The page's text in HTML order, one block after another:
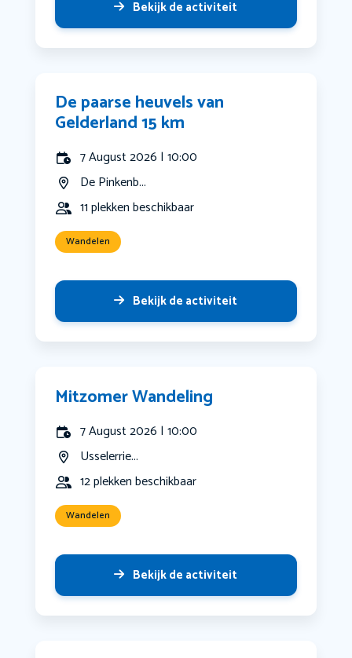
Bekijk de activiteit
De paarse heuvels van
Gelderland 15 km
7 August 2026 | 10:00
De Pinkenb...
11 plekken beschikbaar
Wandelen
Bekijk de activiteit
Mitzomer Wandeling
7 August 2026 | 10:00
Usselerrie...
12 plekken beschikbaar
Wandelen
Bekijk de activiteit